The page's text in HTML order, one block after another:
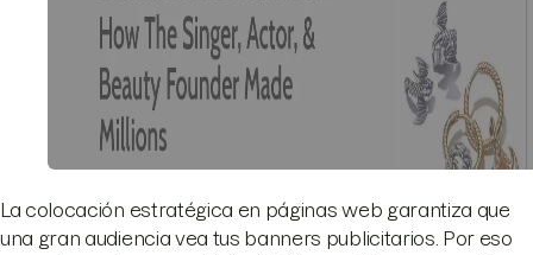
La colocación estratégica en páginas web garantiza que
una gran audiencia vea tus banners publicitarios. Por eso